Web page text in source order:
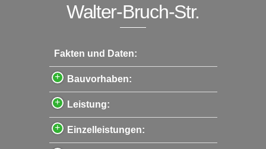
Walter-Bruch-Str.
Fakten und Daten:
Bauvorhaben:
Leistung:
Einzelleistungen: